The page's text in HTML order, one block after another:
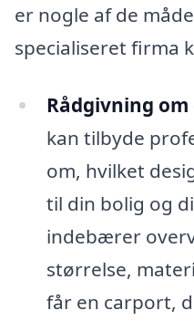
er nogle af de
specialiseret firma
Rådgivning om
kan tilbyde
om, hvilket
til din bolig og
indebærer
størrelse,
får en carport,